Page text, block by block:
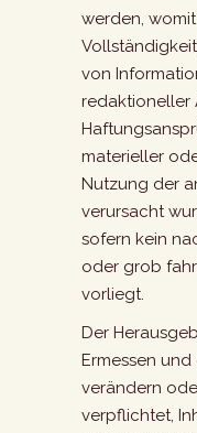
werden,
von
redaktioneller
materieller
Nutzung der
verursacht
sofern kein
oder grob
vorliegt.
Der
Ermessen
verändern
verpflichtet,